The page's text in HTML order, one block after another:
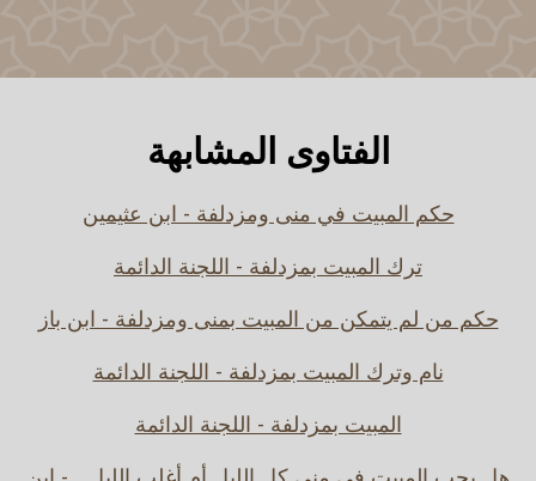
الفتاوى المشابهة
حكم المبيت في منى ومزدلفة - ابن عثيمين
ترك المبيت بمزدلفة - اللجنة الدائمة
حكم من لم يتمكن من المبيت بمنى ومزدلفة - ابن باز
نام وترك المبيت بمزدلفة - اللجنة الدائمة
المبيت بمزدلفة - اللجنة الدائمة